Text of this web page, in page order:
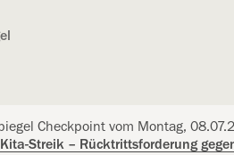
Checkpoint vom Montag,
Streik – Rücktrittsforderung